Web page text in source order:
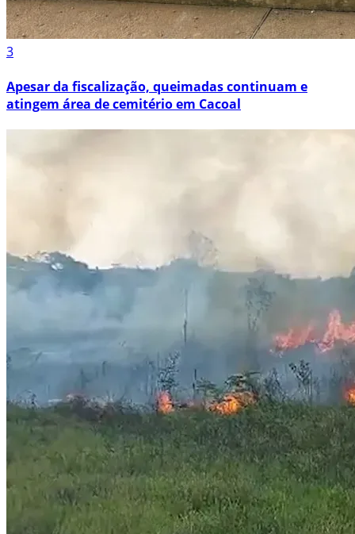
3
Apesar da fiscalização, queimadas continuam e
atingem área de cemitério em Cacoal